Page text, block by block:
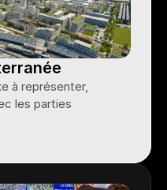
à représenter,
les parties